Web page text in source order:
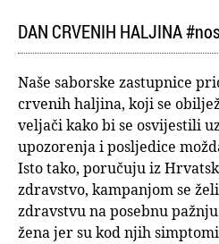
DAN CRVENIH HALJINA
Naše saborske zastupnice
crvenih haljina, koji se
veljači kako bi se osvijestili
upozorenja i posljedice
Isto tako, poručuju iz
zdravstvo, kampanjom se
zdravstvu na posebnu
žena jer su kod njih